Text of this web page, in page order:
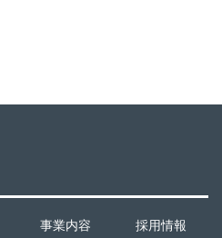
事業内容 採用情報